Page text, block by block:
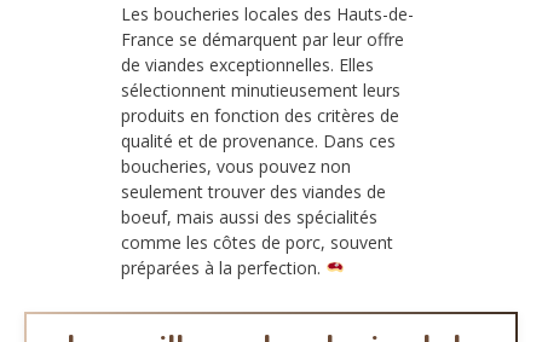
Les boucheries locales des Hauts-de-
France se démarquent par leur offre
de viandes exceptionnelles. Elles
sélectionnent minutieusement leurs
produits en fonction des critères de
qualité et de provenance. Dans ces
boucheries, vous pouvez non
seulement trouver des viandes de
boeuf, mais aussi des spécialités
comme les côtes de porc, souvent
préparées à la perfection.